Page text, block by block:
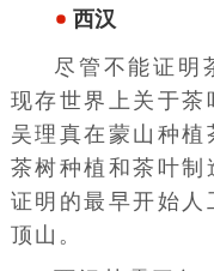
2001年12月
2010年，蒙山
2020年7月20
第二批175个中国
历史渊源